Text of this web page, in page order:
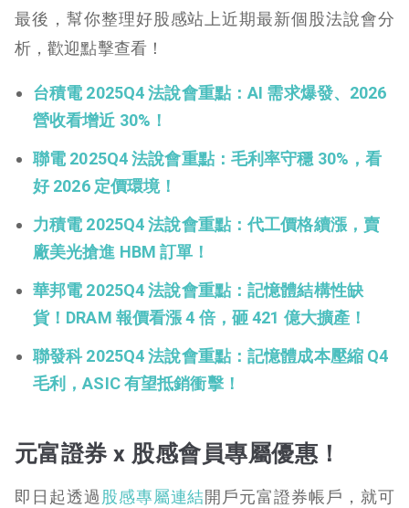
最後，幫你整理好股感站上近期最新個股法說會分
析，歡迎點擊查看！
台積電 2025Q4 法說會重點：AI 需求爆發、2026
營收看增近 30%！
聯電 2025Q4 法說會重點：毛利率守穩 30%，看
好 2026 定價環境！
力積電 2025Q4 法說會重點：代工價格續漲，賣
廠美光搶進 HBM 訂單！
華邦電 2025Q4 法說會重點：記憶體結構性缺
貨！DRAM 報價看漲 4 倍，砸 421 億大擴產！
聯發科 2025Q4 法說會重點：記憶體成本壓縮 Q4
毛利，ASIC 有望抵銷衝擊！
元富證券 x 股感會員專屬優惠！
即日起透過 股感專屬連結開戶元富證券帳戶，就可